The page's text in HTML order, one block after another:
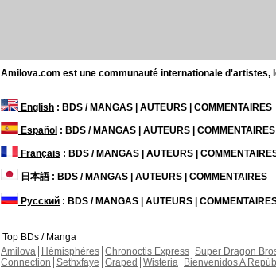
Amilova.com est une communauté internationale
English : BDS / MANGAS | AUTEURS | COMMENTAIRES
Español : BDS / MANGAS | AUTEURS | COMMENTAIRES
Français : BDS / MANGAS | AUTEURS |
日本語: BDS / MANGAS | AUTEURS | COMMENTAIRES
Русский : BDS / MANGAS | AUTEURS |
Top BDs / Manga
Amilova
Hémisphères Chronoctis Express Super Dragon
Connection Sethxfaye Graped Wisteria Bienvenidos A